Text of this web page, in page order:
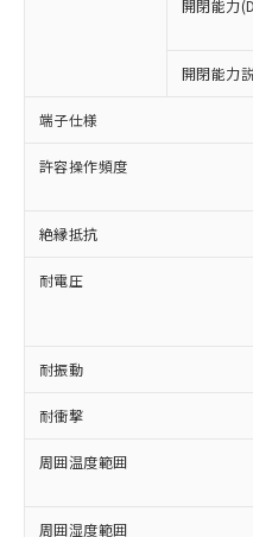
開閉能力
開閉能力
端子仕様
許容操作頻度
絶縁抵抗
耐電圧
耐振動
耐衝撃
周囲温度範囲
周囲湿度範囲
ことをご了承
在庫状況お
記載してい
タに基づき
覧された時
準価格とは
正式な納期
様のお取引
ムロン制御
オムロン制
販売
在庫状況お
事前の承諾
示しないよ
マイパーツ
ビス）をご
メンバーズ
むを得ず変更する
*EU RoHS指令（10物質
鉛(Pb) 1000ppm以下、
ミウム(Cd) 100ppm以下、
六価クロム(Cr(Ⅵ))
類(PBB) 1000ppm以下
(PBDE) 1000ppm以下、
ル) (DEHP)(別名：
(DIBP) 1000ppm以下
但し、RoHS指令で産業
フタル酸エステル類の
図的な使用がないことを
部品在庫の切り替
月が前後すること
「－」：未確認で
*中国RoHS10物質の基
Pb(鉛) :1000ppm、 Hg(
ニル類) : 1000ppm、
DBP(フタル酸ジブチル)
イソブチル) : 1000ppm
ル) : 1000ppm、
DEHP(フタル酸ビス(2-
「ｅ」：有害物質
準値以下であるこ
「10」：通常の使
質が外部に漏えい
及ぼさない年数を
「－」：未確認で
い合わせください。
当社は、こ
為替および
（以下｢規制
または国外
国政府の輸
可)を取得す
当社は規制
全に破砕す
いよう必要
当社は貴社
ル、化学兵
武器並びに
当社は、貴社
場合は、上
該第三者に
販売先およ
法に輸出す
り引きをいた
○ 一定数
一定数
在庫な
いては
たはお客
機器販
白
受注生
情報を